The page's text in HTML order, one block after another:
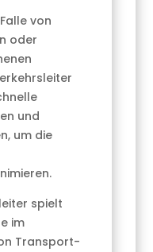
von
oder
und
um die
spielt
im
Transport-